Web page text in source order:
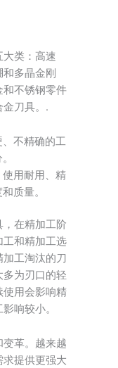
类：高速
多晶金刚
和不锈钢零件
金刀具。.
不精确的工
用耐用、精
质量。
在精加工阶
工和精加工选
工淘汰的刀
为刃口的轻
使用会影响精
响较小。
革。越来越
提供更强大